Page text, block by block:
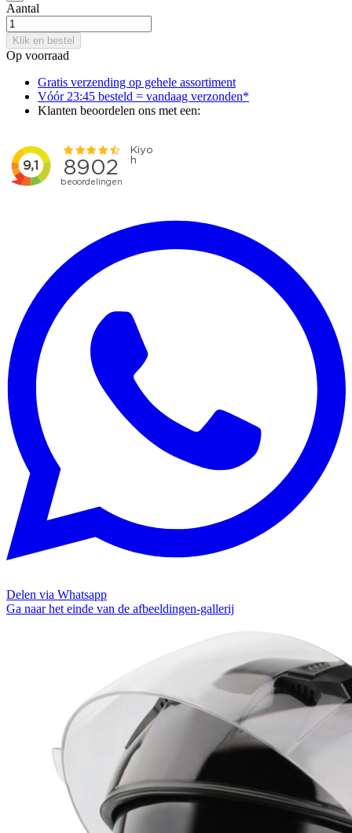
Aantal
Klik en bestel
Op voorraad
Gratis verzending op gehele assortiment
Vóór 23:45 besteld = vandaag verzonden*
Klanten beoordelen ons met een:
Delen via Whatsapp
Ga naar het einde van de afbeeldingen-gallerij